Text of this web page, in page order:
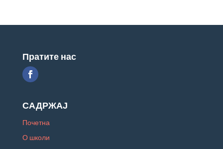
Пратите нас
САДРЖАЈ
Почетна
О школи